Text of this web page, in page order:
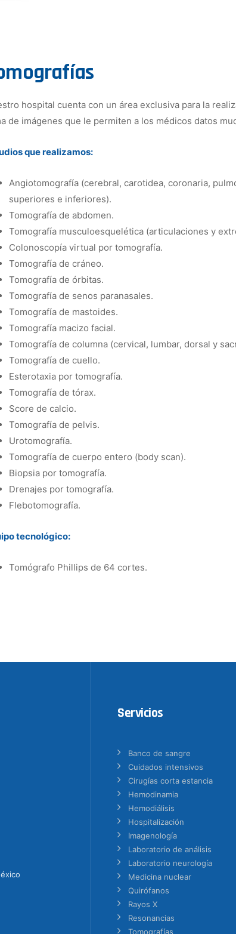
hospital cuenta con un área exclusiva para la
de imágenes que le permiten a los médicos datos
que realizamos:
Angiotomografía (cerebral, carotidea, coronaria,
superiores e inferiores).
Tomografía de abdomen.
Tomografía musculoesquelética (articulaciones y
Colonoscopía virtual por tomografía.
Tomografía de cráneo.
Tomografía de órbitas.
Tomografía de senos paranasales.
Tomografía de mastoides.
Tomografía macizo facial.
Tomografía de columna (cervical, lumbar, dorsal y
Tomografía de cuello.
Esterotaxia por tomografía.
Tomografía de tórax.
Score de calcio.
Tomografía de pelvis.
Urotomografía.
Tomografía de cuerpo entero (body scan).
Biopsia por tomografía.
Drenajes por tomografía.
Flebotomografía.
tecnológico:
Tomógrafo Phillips de 64 cortes.
Servicios
Banco de sangre
Cuidados intensivos
Cirugías corta estancia
Hemodinamia
Hemodiálisis
Hospitalización
Imagenología
Laboratorio de análisis
Laboratorio neurología
Medicina nuclear
Quirófanos
Rayos X
Resonancias
Tomografías